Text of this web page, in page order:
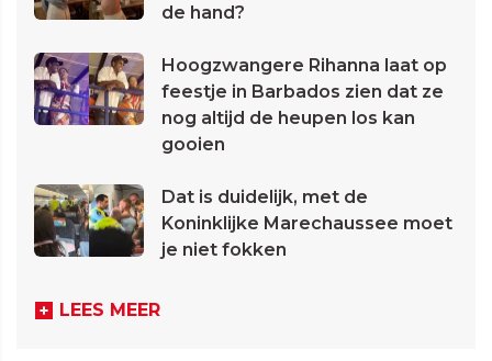
de hand?
Hoogzwangere Rihanna laat op
feestje in Barbados zien dat ze
nog altijd de heupen los kan
gooien
Dat is duidelijk, met de
Koninklijke Marechaussee moet
je niet fokken
LEES MEER